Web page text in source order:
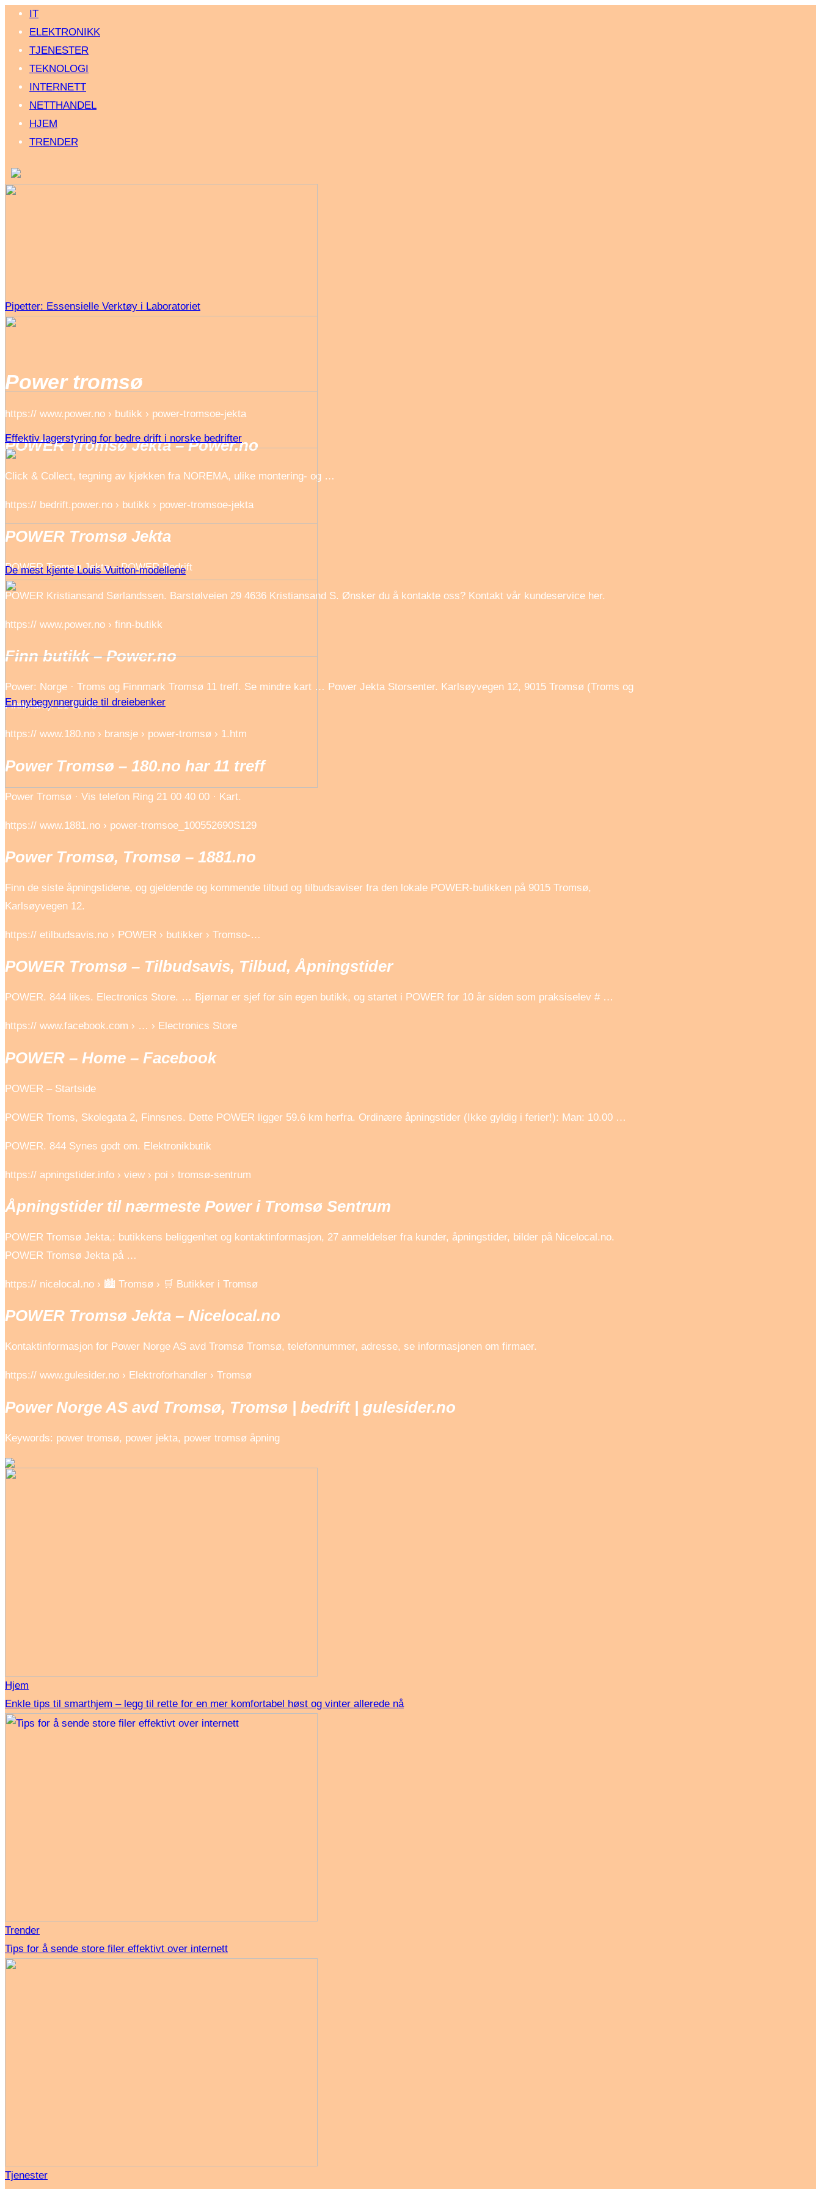
IT
ELEKTRONIKK
TJENESTER
TEKNOLOGI
INTERNETT
NETTHANDEL
HJEM
TRENDER
Pipetter: Essensielle Verktøy i Laboratoriet
Effektiv lagerstyring for bedre drift i norske bedrifter
De mest kjente Louis Vuitton-modellene
En nybegynnerguide til dreiebenker
Power tromsø
https:// www.power.no › butikk › power-tromsoe-jekta
POWER Tromsø Jekta – Power.no
Click & Collect, tegning av kjøkken fra NOREMA, ulike montering- og …
https:// bedrift.power.no › butikk › power-tromsoe-jekta
POWER Tromsø Jekta
POWER Tromsø Jekta – POWER Bedrift
POWER Kristiansand Sørlandssen. Barstølveien 29 4636 Kristiansand S. Ønsker du å kontakte oss? Kontakt vår kundeservice her.
https:// www.power.no › finn-butikk
Finn butikk – Power.no
Power: Norge · Troms og Finnmark Tromsø 11 treff. Se mindre kart … Power Jekta Storsenter. Karlsøyvegen 12, 9015 Tromsø (Troms og
Finnmark). 21 00 40 .
https:// www.180.no › bransje › power-tromsø › 1.htm
Power Tromsø – 180.no har 11 treff
Power Tromsø · Vis telefon Ring 21 00 40 00 · Kart.
https:// www.1881.no › power-tromsoe_100552690S129
Power Tromsø, Tromsø – 1881.no
Finn de siste åpningstidene, og gjeldende og kommende tilbud og tilbudsaviser fra den lokale POWER-butikken på 9015 Tromsø,
Karlsøyvegen 12.
https:// etilbudsavis.no › POWER › butikker › Tromso-…
POWER Tromsø – Tilbudsavis, Tilbud, Åpningstider
POWER. 844 likes. Electronics Store. … Bjørnar er sjef for sin egen butikk, og startet i POWER for 10 år siden som praksiselev # …
https:// www.facebook.com › … › Electronics Store
POWER – Home – Facebook
POWER – Startside
POWER Troms, Skolegata 2, Finnsnes. Dette POWER ligger 59.6 km herfra. Ordinære åpningstider (Ikke gyldig i ferier!): Man: 10.00 …
POWER. 844 Synes godt om. Elektronikbutik
https:// apningstider.info › view › poi › tromsø-sentrum
Åpningstider til nærmeste Power i Tromsø Sentrum
POWER Tromsø Jekta,: butikkens beliggenhet og kontaktinformasjon, 27 anmeldelser fra kunder, åpningstider, bilder på Nicelocal.no.
POWER Tromsø Jekta på …
https:// nicelocal.no › 🏙️ Tromsø › 🛒 Butikker i Tromsø
POWER Tromsø Jekta – Nicelocal.no
Kontaktinformasjon for Power Norge AS avd Tromsø Tromsø, telefonnummer, adresse, se informasjonen om firmaer.
https:// www.gulesider.no › Elektroforhandler › Tromsø
Power Norge AS avd Tromsø, Tromsø | bedrift | gulesider.no
Keywords: power tromsø, power jekta, power tromsø åpning
Hjem
Enkle tips til smarthjem – legg til rette for en mer komfortabel høst og vinter allerede nå
Trender
Tips for å sende store filer effektivt over internett
Tjenester